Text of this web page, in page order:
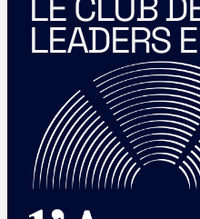
LEADERS